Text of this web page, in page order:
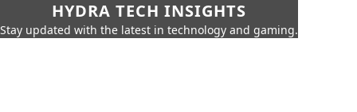
HYDRA TECH INSIGHTS
Stay updated with the latest in technology and gaming.